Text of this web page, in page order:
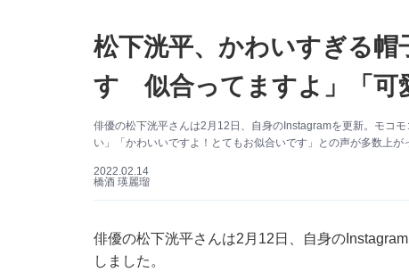
松下洸平、かわいすぎる
す 似合ってますよ」「可
俳優の松下洸平さんは2月12日、自身のInstagramを更新。モコ
い」「かわいいですよ！とてもお似合いです」との声が多数上が
2022.02.14
橋酒 瑛麗瑠
俳優の松下洸平さんは2月12日、自身の
しました。